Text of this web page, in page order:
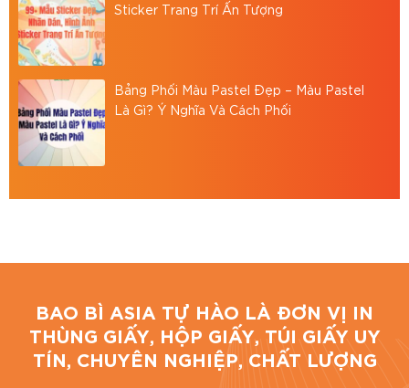
Website: https://baobiasia.com
Sticker Trang Trí Ấn Tượng
Bảng Phối Màu Pastel Đẹp – Màu Pastel
Là Gì? Ý Nghĩa Và Cách Phối
BAO BÌ ASIA TỰ HÀO LÀ ĐƠN VỊ IN
THÙNG GIẤY, HỘP GIẤY, TÚI GIẤY UY
TÍN, CHUYÊN NGHIỆP, CHẤT LƯỢNG